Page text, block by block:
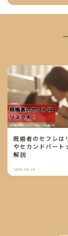
既婚者のセフレは
やセカンドパート
解説
2026.04.16